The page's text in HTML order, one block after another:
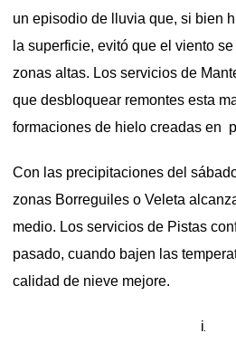
un episodio de lluvia que, si bien
la superficie, evitó que el viento
zonas altas. Los servicios de
que desbloquear remontes esta
formaciones de hielo creadas en
Con las precipitaciones del
zonas Borreguiles o Veleta
medio. Los servicios de Pistas
pasado, cuando bajen las
calidad de nieve mejore.
i